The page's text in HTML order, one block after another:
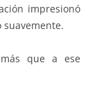
impresionó
que a ese